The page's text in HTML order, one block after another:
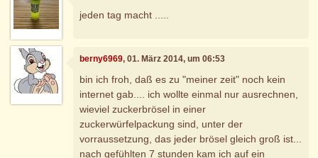
jeden tag macht .....
berny6969, 01. März 2014, um 06:53
bin ich froh, daß es zu "meiner zeit" noch kein
internet gab.... ich wollte einmal nur ausrechnen,
wieviel zuckerbrösel in einer
zuckerwürfelpackung sind, unter der
vorraussetzung, das jeder brösel gleich groß ist...
nach gefühlten 7 stunden kam ich auf ein